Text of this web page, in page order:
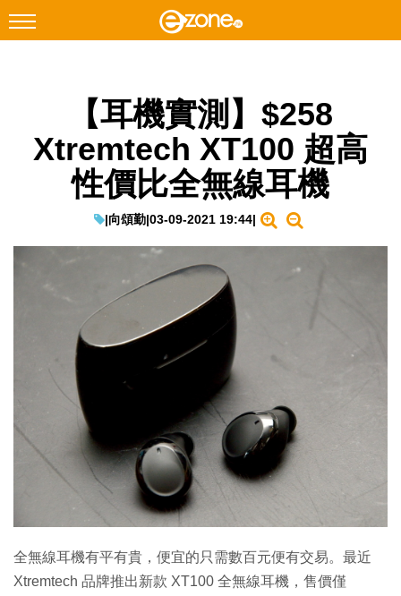
Instagram
科技焦點
教學評測
EduTech
生成式AI與雲端應用
Enterprise Digital Transformation
特集
【耳機實測】$258
Xtremtech XT100 超高
性價比全無線耳機
|向頌勤|03-09-2021 19:44|
全無線耳機有平有貴，便宜的只需數百元便有交易。最近
Xtremtech 品牌推出新款 XT100 全無線耳機，售價僅